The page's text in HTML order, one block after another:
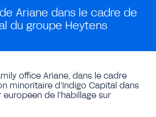
Ariane dans le cadre de
du groupe Heytens
office Ariane, dans le cadre
minoritaire d’Indigo Capital dans
européen de l’habillage sur